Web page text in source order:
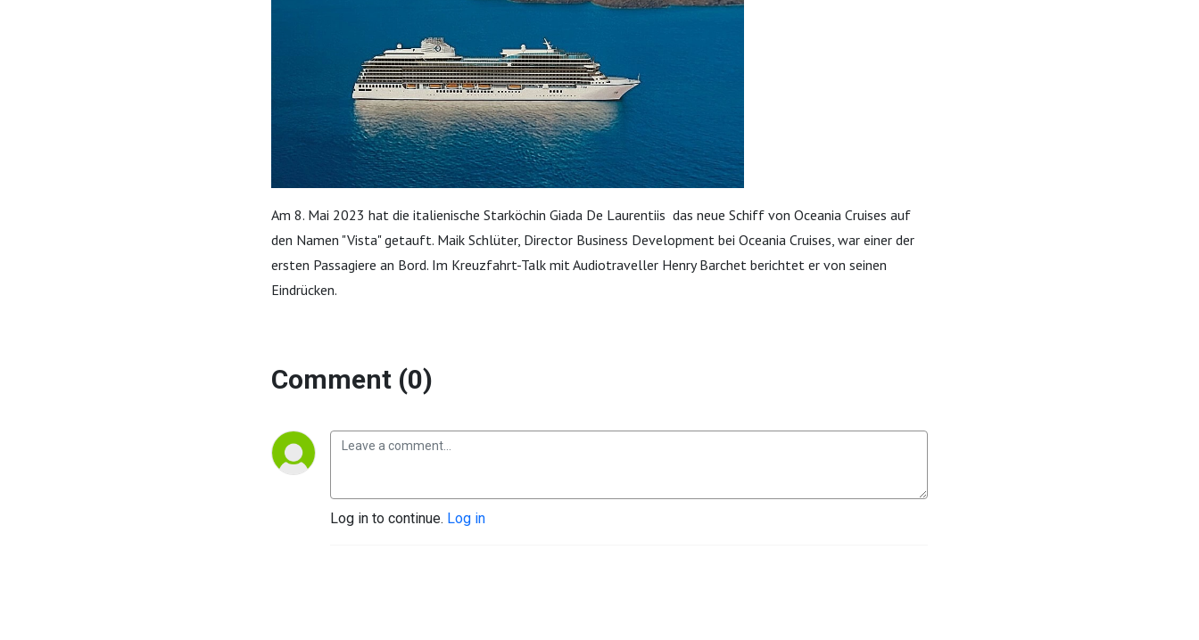
Am 8. Mai 2023 hat die italienische Starköchin Giada De Laurentiis das neue Schiff von Oceania Cruises auf
den Namen "Vista" getauft. Maik Schlüter, Director Business Development bei Oceania Cruises, war einer der
ersten Passagiere an Bord. Im Kreuzfahrt-Talk mit Audiotraveller Henry Barchet berichtet er von seinen
Eindrücken.
Comment (0)
Log in to continue. Log in